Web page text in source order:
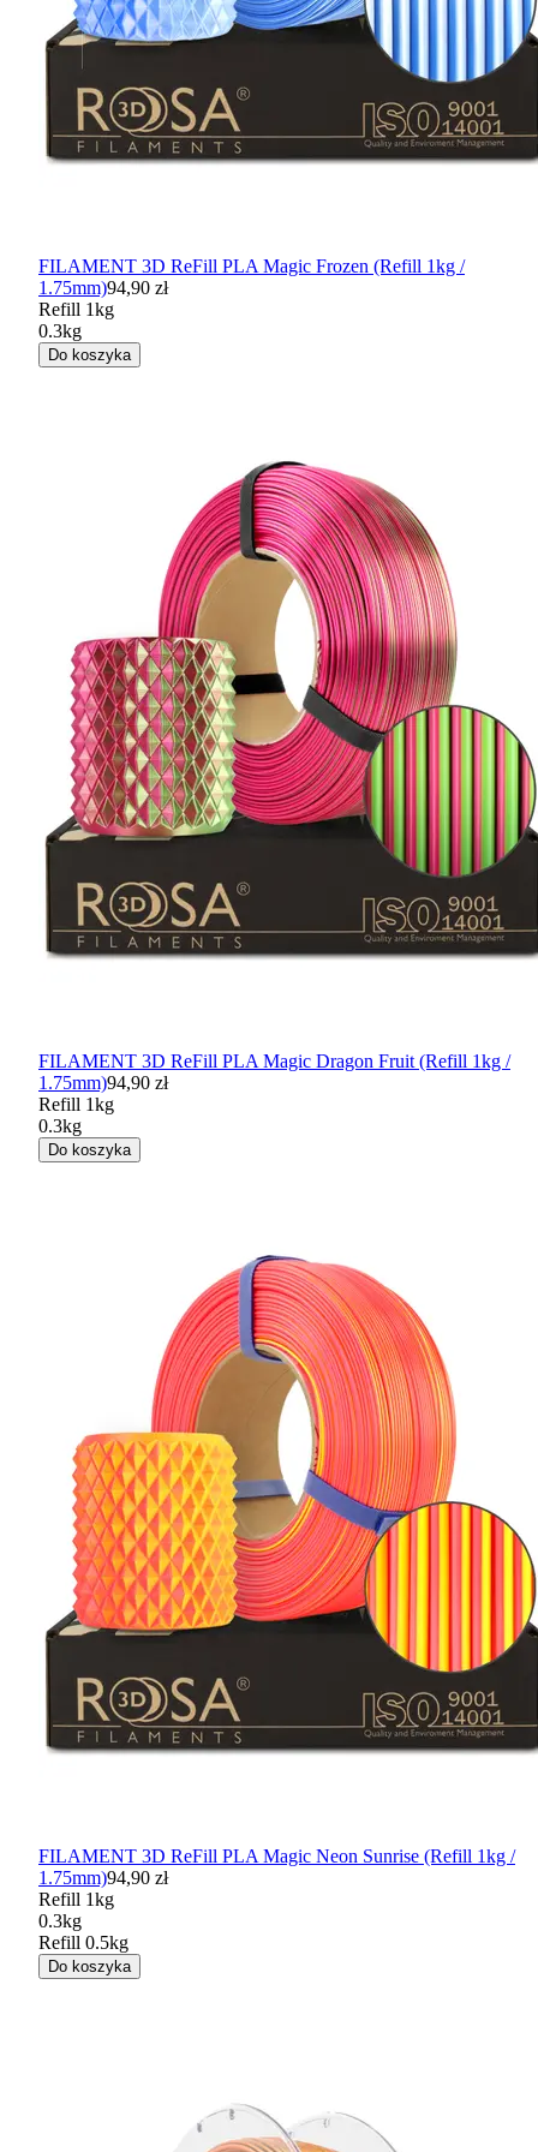
FILAMENT 3D ReFill PLA Magic Frozen (Refill 1kg /
1.75mm)94,90 zł
Refill 1kg
0.3kg
Do koszyka
FILAMENT 3D ReFill PLA Magic Dragon Fruit (Refill 1kg /
1.75mm)94,90 zł
Refill 1kg
0.3kg
Do koszyka
FILAMENT 3D ReFill PLA Magic Neon Sunrise (Refill 1kg /
1.75mm)94,90 zł
Refill 1kg
0.3kg
Refill 0.5kg
Do koszyka